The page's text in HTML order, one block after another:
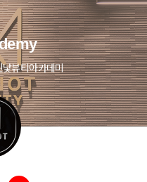
뷰티아카데미